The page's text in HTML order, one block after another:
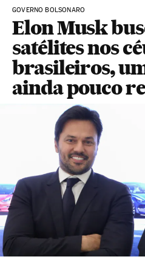
GOVERNO BOLSONARO
Elon Musk
satélites nos
brasileiros,
ainda pouco